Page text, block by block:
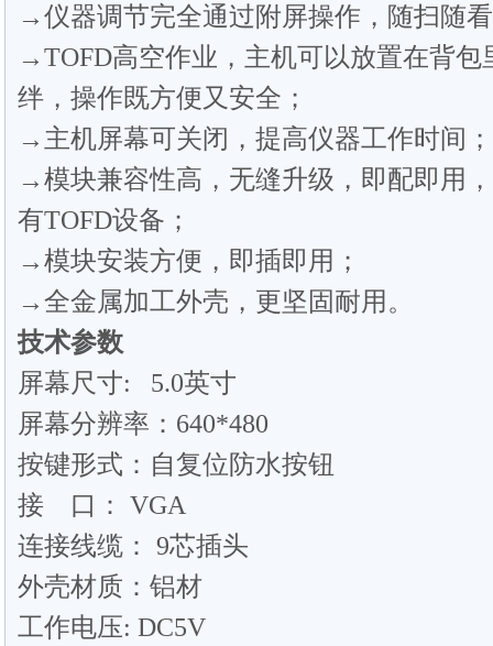
→仪器调节完全通过附屏操作，随扫随
→TOFD高空作业，主机可以放置在背包
绊，操作既方便又安全；
→主机屏幕可关闭，提高仪器工作时间；
→模块兼容性高，无缝升级，即配即用
有TOFD设备；
→模块安装方便，即插即用；
→全金属加工外壳，更坚固耐用。
技术参数
屏幕尺寸: 5.0英寸
屏幕分辨率：640*480
按键形式：自复位防水按钮
接 口： VGA
连接线缆： 9芯插头
外壳材质：铝材
工作电压: DC5V